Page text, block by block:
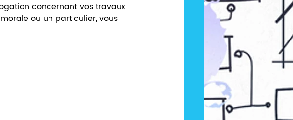
concernant vos travaux
ou un particulier, vous